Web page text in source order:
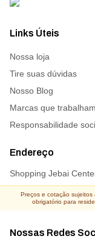
Links Úteis
Nossa loja
Tire suas dúvidas
Nosso Blog
Marcas que
Responsabilidade
Endereço
Shopping Jebai
Nossas Redes
Preços e cotação sujeitos
obrigatório para